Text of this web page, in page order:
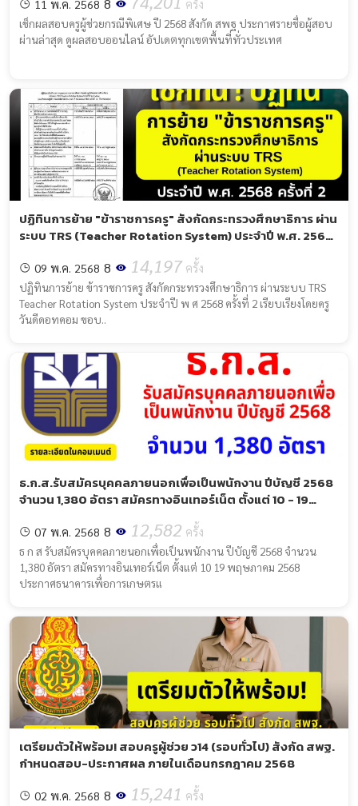
11 พ.ค. 2568 8
ครั้ง
เช็กผลสอบครูผู้ช่วยกรณีพิเศษ ปี 2568 สังกัด สพฐ ประกาศรายชื่อผู้สอบ
ผ่านล่าสุด ดูผลสอบออนไลน์ อัปเดตทุกเขตพื้นที่ทั่วประเทศ
ปฏิทินการย้าย "ข้าราชการครู" สังกัดกระทรวงศึกษาธิการ ผ่าน
ระบบ TRS (Teacher Rotation System) ประจำปี พ.ศ. 2568
09 พ.ค. 2568 8 14,197 ครั้ง
ปฏิทินการย้าย ข้าราชการครู สังกัดกระทรวงศึกษาธิการ ผ่านระบบ TRS
Teacher Rotation System ประจำปี พ ศ 2568 ครั้งที่ 2 เรียบเรียงโดยครู
วันดีดอทคอม ขอบ..
ธ.ก.ส.รับสมัครบุคคลภายนอกเพื่อเป็นพนักงาน ปีบัญชี 2568
จำนวน 1,380 อัตรา สมัครทางอินเทอร์เน็ต ตั้งแต่ 10 - 19
07 พ.ค. 2568 8 12,582 ครั้ง
ธ ก ส รับสมัครบุคคลภายนอกเพื่อเป็นพนักงาน ปีบัญชี 2568 จำนวน
1,380 อัตรา สมัครทางอินเทอร์เน็ต ตั้งแต่ 10 19 พฤษภาคม 2568
ประกาศธนาคารเพื่อการเกษตรแ
เตรียมตัวให้พร้อม! สอบครูผู้ช่วย ว14 (รอบทั่วไป) สังกัด สพฐ.
กำหนดสอบ-ประกาศผล ภายในเดือนกรกฎาคม 2568
02 พ.ค. 2568 8 15,241 ครั้ง